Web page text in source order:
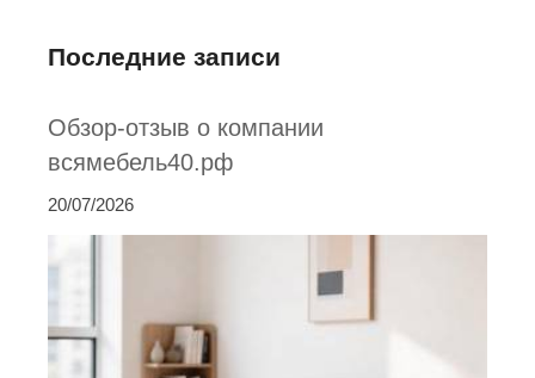
Последние записи
Обзор-отзыв о компании
всямебель40.рф
20/07/2026